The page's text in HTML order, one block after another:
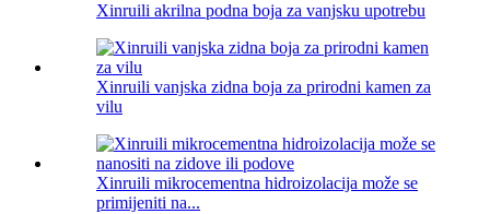
Xinruili akrilna podna boja za vanjsku upotrebu
Xinruili vanjska zidna boja za prirodni kamen za
vilu
Xinruili mikrocementna hidroizolacija može se
primijeniti na...